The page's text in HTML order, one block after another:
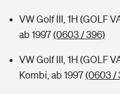
VW Golf III, 1H (GOLF
ab 1997(0603 / 396)
VW Golf III, 1H (GOLF
Kombi, ab 1997(0603 /